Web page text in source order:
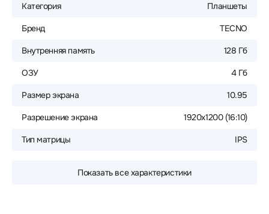
Категория Планшеты
Бренд TECNO
Внутренняя память 128 Гб
ОЗУ 4 Гб
Размер экрана 10.95
Разрешение экрана 1920x1200 (16:10)
Тип матрицы IPS
Показать все характеристики